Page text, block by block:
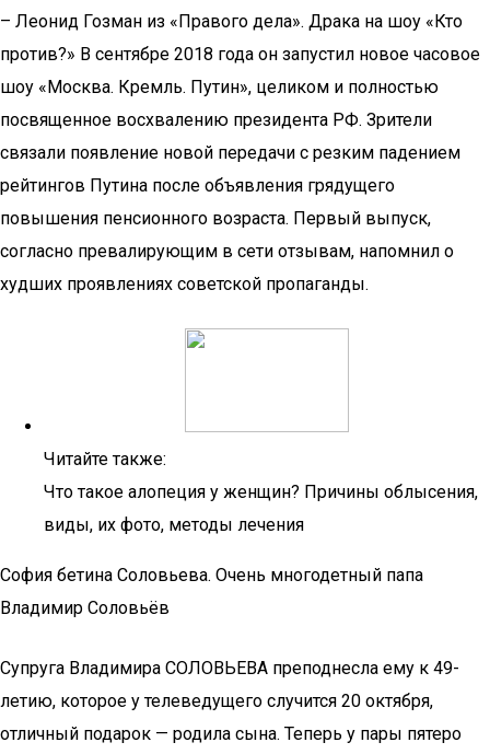
– Леонид Гозман из «Правого дела». Драка на шоу «Кто
против?» В сентябре 2018 года он запустил новое часовое
шоу «Москва. Кремль. Путин», целиком и полностью
посвященное восхвалению президента РФ. Зрители
связали появление новой передачи с резким падением
рейтингов Путина после объявления грядущего
повышения пенсионного возраста. Первый выпуск,
согласно превалирующим в сети отзывам, напомнил о
худших проявлениях советской пропаганды.
Читайте также:
Что такое алопеция у женщин? Причины облысения,
виды, их фото, методы лечения
София бетина Соловьева. Очень многодетный папа
Владимир Соловьёв
Супруга Владимира СОЛОВЬЕВА преподнесла ему к 49-
летию, которое у телеведущего случится 20 октября,
отличный подарок — родила сына. Теперь у пары пятеро